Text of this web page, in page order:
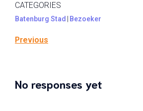
CATEGORIES
Batenburg Stad Bezoeker
Previous
No responses yet